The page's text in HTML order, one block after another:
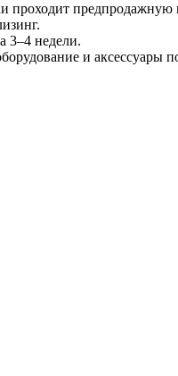
проходит предпродажную
3–4 недели.
и аксессуары